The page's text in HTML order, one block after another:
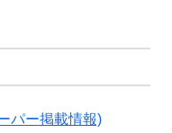
パー掲載情報)